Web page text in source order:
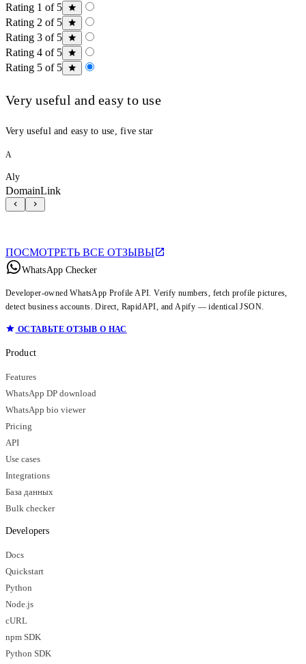
Rating 1 of 5
Rating 2 of 5
Rating 3 of 5
Rating 4 of 5
Rating 5 of 5
Very useful and easy to use
Very useful and easy to use, five star
A
Aly
DomainLink
ПОСМОТРЕТЬ ВСЕ ОТЗЫВЫ
WhatsApp Checker
Developer-owned WhatsApp Profile API. Verify numbers, fetch profile pictures,
detect business accounts. Direct, RapidAPI, and Apify — identical JSON.
ОСТАВЬТЕ ОТЗЫВ О НАС
Product
Features
WhatsApp DP download
WhatsApp bio viewer
Pricing
API
Use cases
Integrations
База данных
Bulk checker
Developers
Docs
Quickstart
Python
Node.js
cURL
npm SDK
Python SDK